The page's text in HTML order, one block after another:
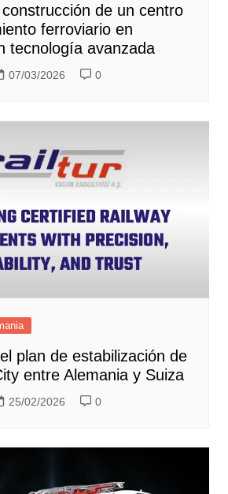
de un centro
ferroviario en
tecnología avanzada
07/03/2026 0
plan de estabilización de
entre Alemania y Suiza
25/02/2026 0